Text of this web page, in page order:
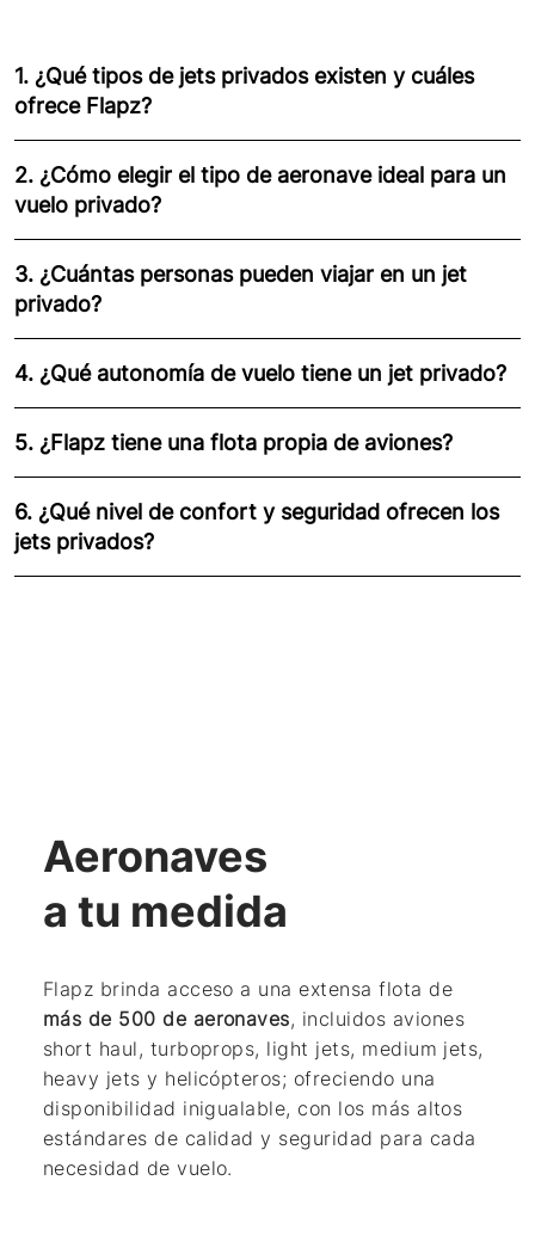
Aeronaves
a tu medida
Flapz brinda acceso a una extensa flota de
más de 500 de aeronaves, incluidos aviones
short haul, turboprops, light jets, medium jets,
heavy jets y helicópteros; ofreciendo una
disponibilidad inigualable, con los más altos
estándares de calidad y seguridad para cada
necesidad de vuelo.
1. ¿Qué tipos de jets privados existen y cuáles
ofrece Flapz?
2. ¿Cómo elegir el tipo de aeronave ideal para un
vuelo privado?
3. ¿Cuántas personas pueden viajar en un jet
privado?
4. ¿Qué autonomía de vuelo tiene un jet privado?
5. ¿Flapz tiene una flota propia de aviones?
6. ¿Qué nivel de confort y seguridad ofrecen los
jets privados?